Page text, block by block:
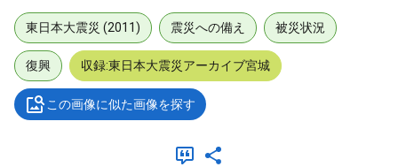
東日本大震災 (2011) 震災への備え 被災状況
復興 収録:東日本大震災アーカイブ宮城
この画像に似た画像を探す